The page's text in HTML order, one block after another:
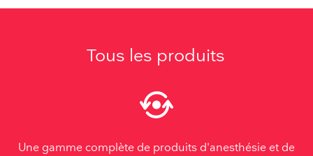
Tous les produits
Une gamme complète de produits d'anesthésie et de